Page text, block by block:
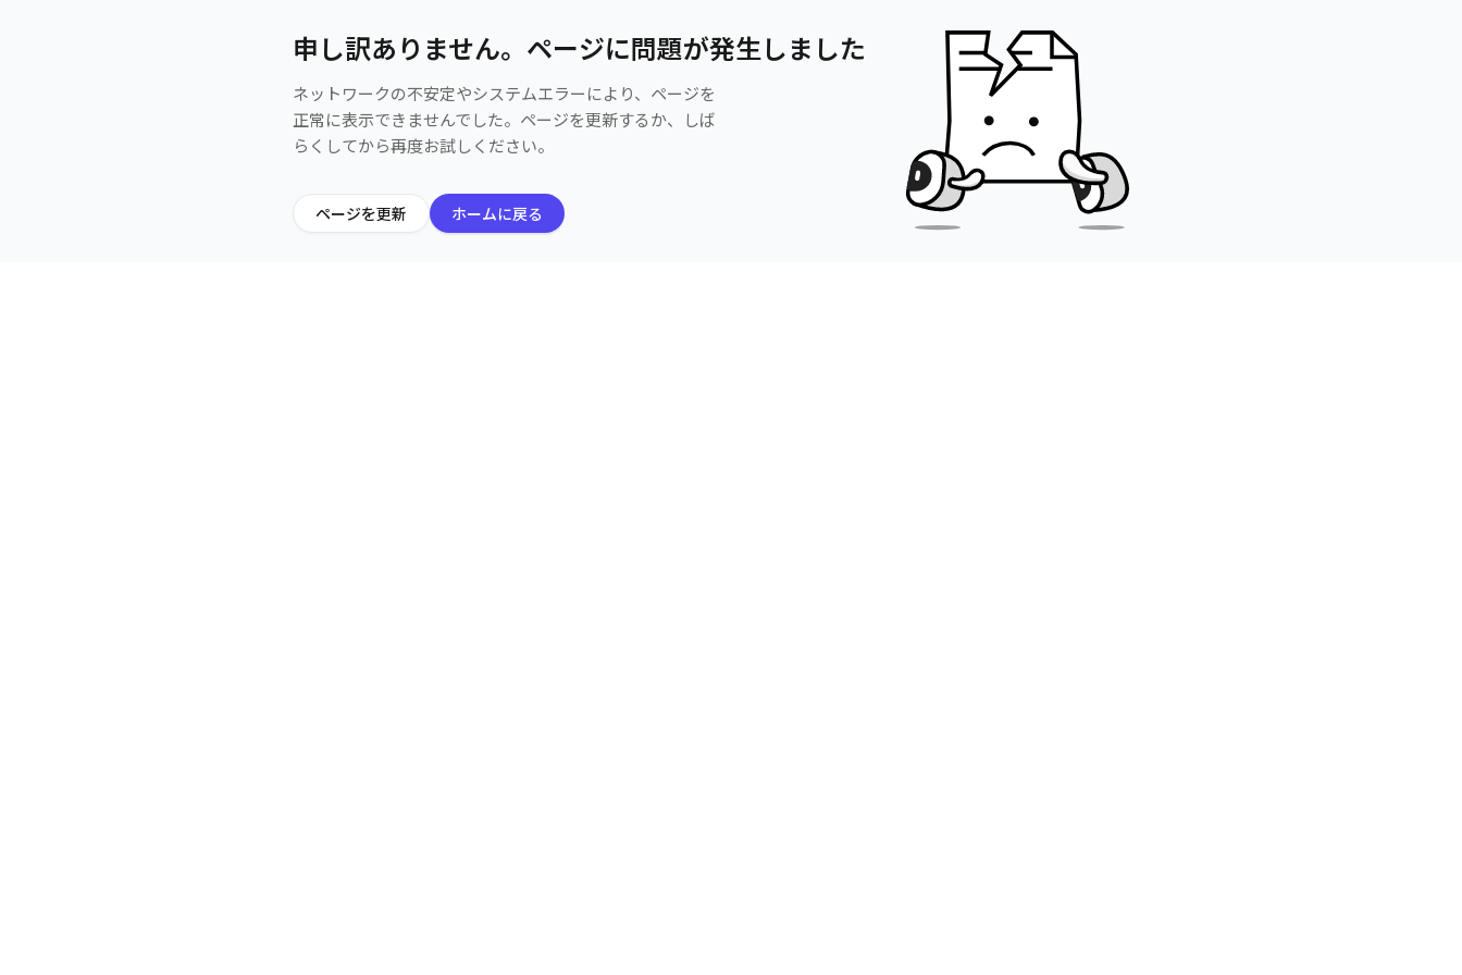
申し訳ありません。ページに問題が発生しました
ネットワークの不安定やシステムエラーにより、ページを
正常に表示できませんでした。ページを更新するか、しば
らくしてから再度お試しください。
ページを更新 ホームに戻る